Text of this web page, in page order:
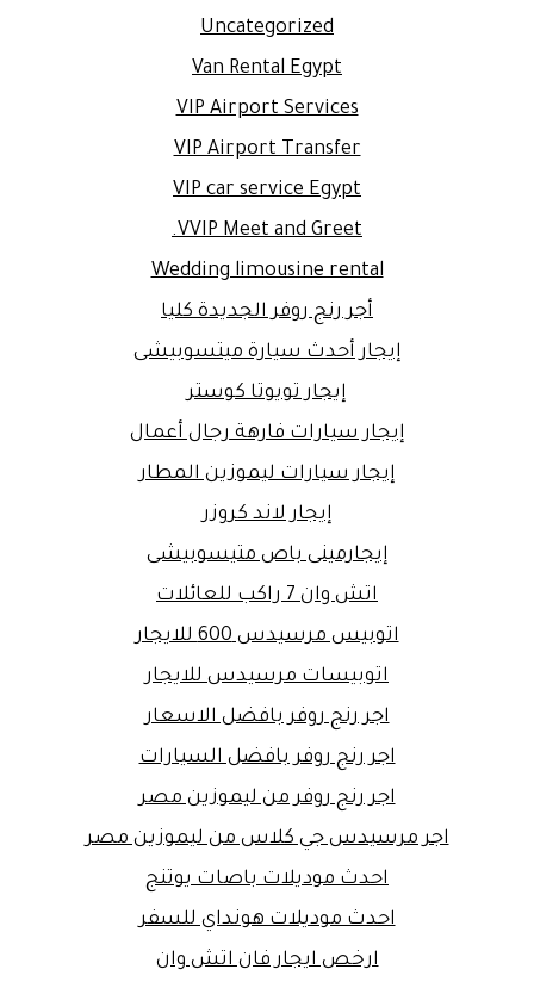
Uncategorized
Van Rental Egypt
VIP Airport Services
VIP Airport Transfer
VIP car service Egypt
VVIP Meet and Greet.
Wedding limousine rental
أجر رنج روفر الجديدة كليا
إيجار أحدث سيارة ميتسوبيشى
إيجار تويوتا كوستر
إيجار سيارات فارهة رجال أعمال
إيجار سيارات ليموزين المطار
إيجار لاند كروزر
إيجارمينى باص متيسوبيشى
اتش وان 7 راكب للعائلات
اتوبيس مرسيدس 600 للايجار
اتوبيسات مرسيدس للايجار
اجر رنج روفر بافضل الاسعار
اجر رنج روفر بافضل السيارات
اجر رنج روفر من ليموزين مصر
اجر مرسيدس جي كلاس من ليموزين مصر
احدث موديلات باصات يوتنج
احدث موديلات هونداي للسفر
ارخص ايجار فان اتش وان